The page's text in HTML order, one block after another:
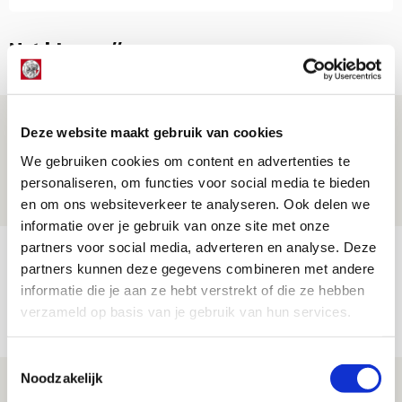
Deze website maakt gebruik van cookies
We gebruiken cookies om content en advertenties te
personaliseren, om functies voor social media te bieden
en om ons websiteverkeer te analyseren. Ook delen we
informatie over je gebruik van onze site met onze
partners voor social media, adverteren en analyse. Deze
partners kunnen deze gegevens combineren met andere
informatie die je aan ze hebt verstrekt of die ze hebben
verzameld op basis van je gebruik van hun services.
Noodzakelijk
Net binnen //
Drie dingen die je moet weten over PEC
Zwolle - Ajax
08 AUGUSTUS 2026 - 12:32
Míchels elf: met welke formatie begin
jij aan nieuw eredivisieseizoen?
08 AUGUSTUS 2026 - 11:34
Spelen bij Jong Ajax of Ajax 1? Dat